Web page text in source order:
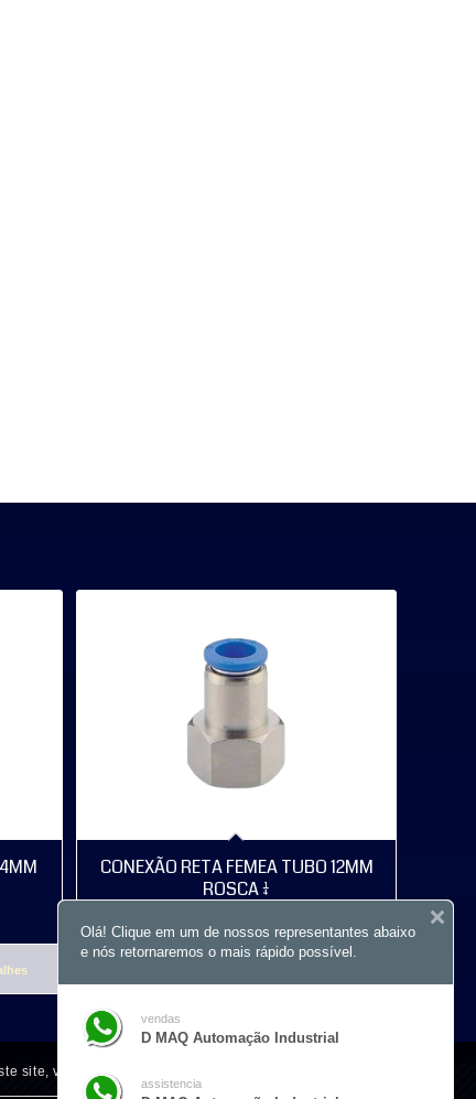
CONEXÃO RETA FEMEA TUBO 12MM
ROSCA 1/4
site, você concorda com o uso de cookies.
Olá! Clique em um de nossos representantes abaixo
e nós retornaremos o mais rápido possível.
vendas
D MAQ Automação Industrial
assistencia